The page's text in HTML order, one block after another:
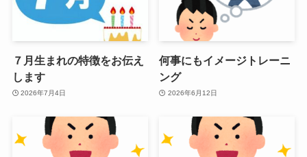
７月生まれの特徴をお伝え
します
2026年7月4日
何事にもイメージトレーニ
ング
2026年6月12日